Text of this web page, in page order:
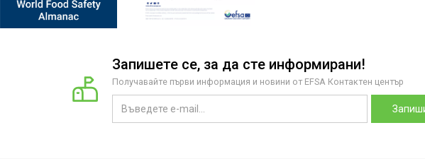
Запишете се, за да сте информирани!
Получавайте първи информация и новини от EFSA Контактен център